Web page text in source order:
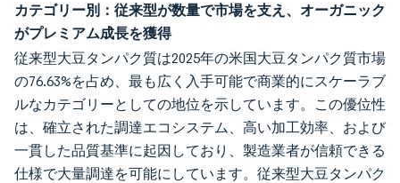
カテゴリー別：従来型が数量で市場を支え、オーガニック
がプレミアム成長を獲得
従来型大豆タンパク質は2025年の米国大豆タンパク質市場
の76.63%を占め、最も広く入手可能で商業的にスケーラブ
ルなカテゴリーとしての地位を示しています。この優位性
は、確立された調達エコシステム、高い加工効率、および
一貫した品質基準に起因しており、製造業者が信頼できる
仕様で大量調達を可能にしています。従来型大豆タンパク